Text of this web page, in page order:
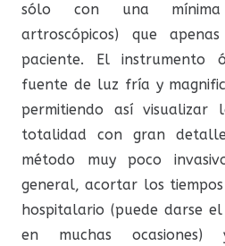
sólo con una mínima
artroscópicos) que
paciente. El instrumento
fuente de luz fría y
permitiendo así visualizar
totalidad con gran
método muy poco
general, acortar los
hospitalario (puede darse
en muchas ocasiones)